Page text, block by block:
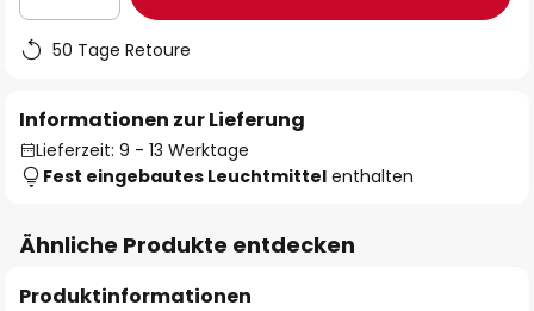
50 Tage Retoure
Informationen zur Lieferung
Lieferzeit: 9 - 13 Werktage
Fest eingebautes Leuchtmittel enthalten
Ähnliche Produkte entdecken
Produktinformationen